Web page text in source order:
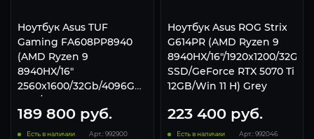
Ноутбук Asus TUF
Gaming FA608PP8940
(AMD Ryzen 9
8940HX/16"
2560x1600/32Gb/4096Gb
SSD/NVIDIA GeForce RTX
5070 8Gb/Win 11 Pro)
Gray
189 800 руб.
Есть в наличии Арт.: 992900
Ноутбук Asus ROG Strix
G614PR (AMD Ryzen 9
8940HX/16"/1920x1200/32GB/
SSD/GeForce RTX 5070 Ti
12GB/Win 11 H) Grey
223 400руб.
Есть в наличии Арт.: 992046